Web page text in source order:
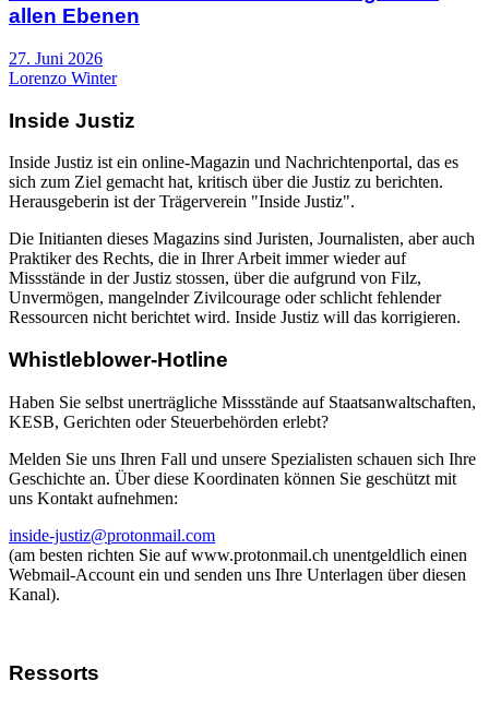
allen Ebenen
27. Juni 2026
Lorenzo Winter
Inside Justiz
Inside Justiz ist ein online-Magazin und Nachrichtenportal, das es
sich zum Ziel gemacht hat, kritisch über die Justiz zu berichten.
Herausgeberin ist der Trägerverein "Inside Justiz".
Die Initianten dieses Magazins sind Juristen, Journalisten, aber auch
Praktiker des Rechts, die in Ihrer Arbeit immer wieder auf
Missstände in der Justiz stossen, über die aufgrund von Filz,
Unvermögen, mangelnder Zivilcourage oder schlicht fehlender
Ressourcen nicht berichtet wird. Inside Justiz will das korrigieren.
Whistleblower-Hotline
Haben Sie selbst unerträgliche Missstände auf Staatsanwaltschaften,
KESB, Gerichten oder Steuerbehörden erlebt?
Melden Sie uns Ihren Fall und unsere Spezialisten schauen sich Ihre
Geschichte an. Über diese Koordinaten können Sie geschützt mit
uns Kontakt aufnehmen:
inside-justiz@protonmail.com
(am besten richten Sie auf www.protonmail.ch unentgeldlich einen
Webmail-Account ein und senden uns Ihre Unterlagen über diesen
Kanal).
Ressorts